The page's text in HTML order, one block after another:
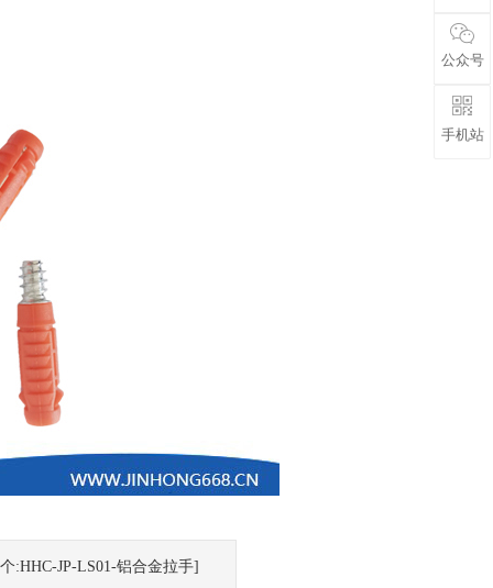
:HHC-JP-LS01-铝合金拉手]
公众号
手机站